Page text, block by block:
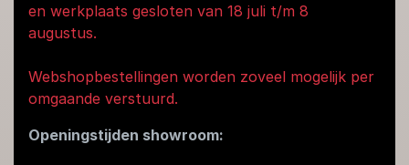
en werkplaats gesloten van 18 juli t/m 8
augustus.
Webshopbestellingen worden zoveel mogelijk per
omgaande verstuurd.
Openingstijden showroom: